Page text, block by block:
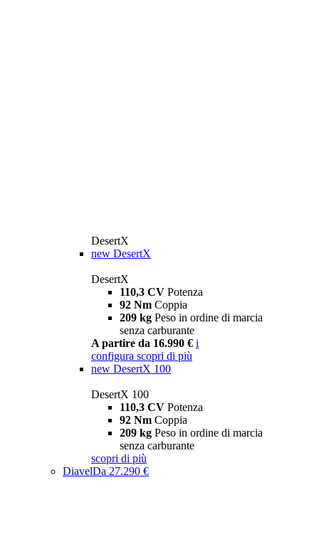
DesertX
new DesertX
DesertX
110,3 CV Potenza
92 Nm Coppia
209 kg Peso in ordine di marcia
senza carburante
A partire da 16.990 € i
configura scopri di più
new DesertX 100
DesertX 100
110,3 CV Potenza
92 Nm Coppia
209 kg Peso in ordine di marcia
senza carburante
scopri di più
DiavelDa 27.290 €